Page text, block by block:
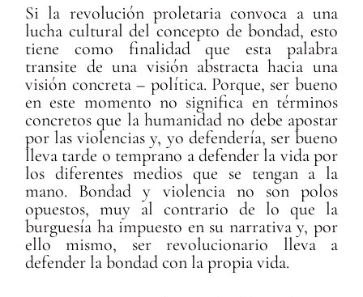
Si la revolución proletaria convoca a una
lucha cultural del concepto de bondad, esto
tiene como finalidad que esta palabra
transite de una visión abstracta hacia una
visión concreta – política. Porque, ser bueno
en este momento no significa en términos
concretos que la humanidad no debe apostar
por las violencias y, yo defendería, ser bueno
lleva tarde o temprano a defender la vida por
los diferentes medios que se tengan a la
mano. Bondad y violencia no son polos
opuestos, muy al contrario de lo que la
burguesía ha impuesto en su narrativa y, por
ello mismo, ser revolucionario lleva a
defender la bondad con la propia vida.